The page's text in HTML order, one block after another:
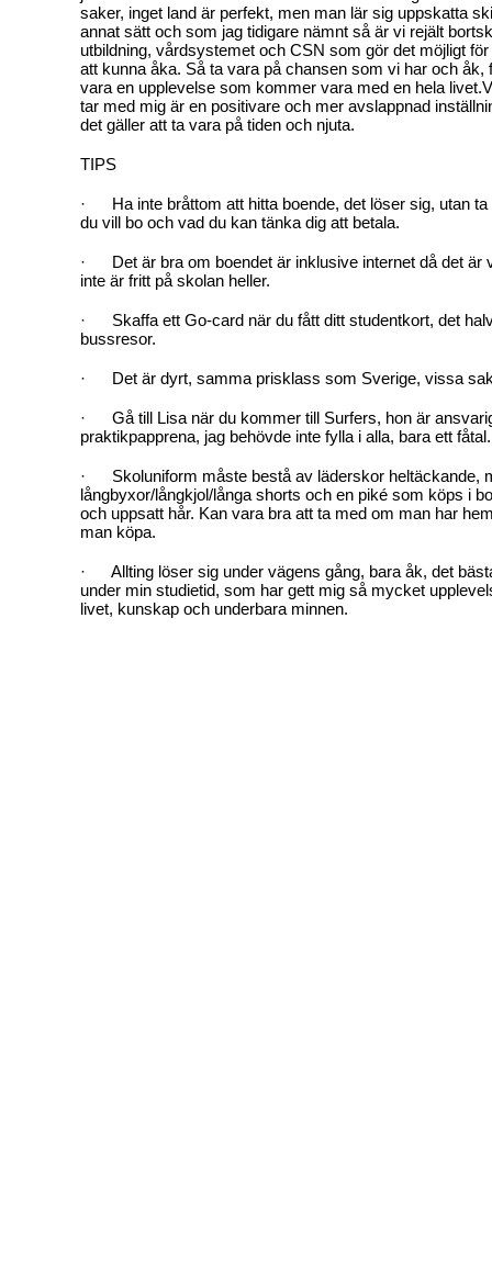
saker, inget land är perfekt, men man lär sig uppskatta
annat sätt och som jag tidigare nämnt så är vi rejält
utbildning, vårdsystemet och CSN som gör det möjligt
att kunna åka. Så ta vara på chansen som vi har och åk,
vara en upplevelse som kommer vara med en hela
tar med mig är en positivare och mer avslappnad
det gäller att ta vara på tiden och njuta.
TIPS
· Ha inte bråttom att hitta boende, det löser sig, utan ta
du vill bo och vad du kan tänka dig att betala.
· Det är bra om boendet är inklusive internet då det är
inte är fritt på skolan heller.
· Skaffa ett Go-card när du fått ditt studentkort, det
bussresor.
· Det är dyrt, samma prisklass som Sverige, vissa
· Gå till Lisa när du kommer till Surfers, hon är
praktikpapprena, jag behövde inte fylla i alla, bara ett fåtal.
· Skoluniform måste bestå av läderskor heltäckande,
långbyxor/långkjol/långa shorts och en piké som köps i
och uppsatt hår. Kan vara bra att ta med om man har
man köpa.
· Allting löser sig under vägens gång, bara åk, det
under min studietid, som har gett mig så mycket
livet, kunskap och underbara minnen.